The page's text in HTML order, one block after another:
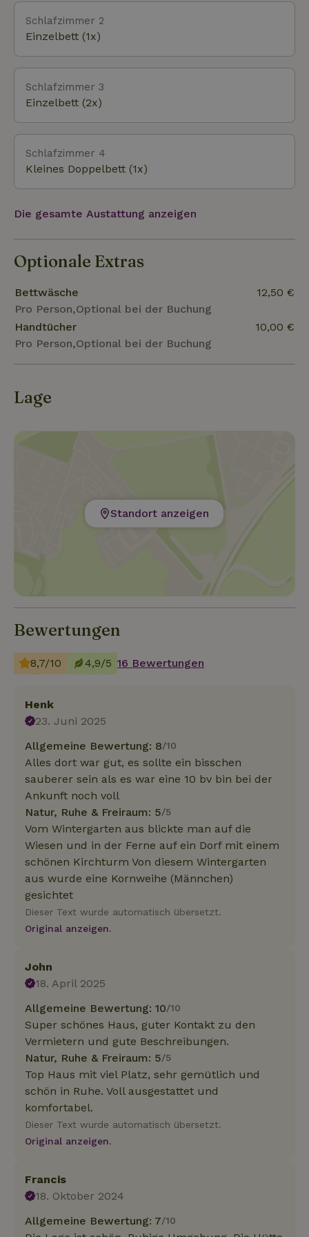
Robbenschutzgebiet in Pieterburen, das Tierheim
der einheimischen Tiere in Faunavisie im
Westernieland oder DoeZoo die Insektenwelt in
Leens besuchen. Und natürlich sind Sie in der Nähe
des Wattenmeeres, das zu jeder Jahreszeit etwas
zu bieten hat. Der Nationalpark Lauwersmeer ist 16
Kilometer entfernt. Von Lauwersoog aus können Sie
mit dem Schiff nach Schiermonnikoog fahren.
Schlafzimmer 2
Einzelbett (1x)
Schlafzimmer 3
Einzelbett (2x)
Schlafzimmer 4
Kleines Doppelbett (1x)
Die gesamte Austattung anzeigen
Optionale Extras
Bettwäsche
Pro Person,Optional bei der Buchung
12,50 €
Handtücher
Pro Person,Optional bei der Buchung
10,00 €
Lage
Standort anzeigen
Bewertungen
8,7/10 4,9/5 16 Bewertungen
Henk
23. Juni 2025
Allgemeine Bewertung: 8/10
Alles dort war gut, es sollte ein bisschen
sauberer sein als es war eine 10 bv bin bei der
Ankunft noch voll
Natur, Ruhe & Freiraum: 5/5
Vom Wintergarten aus blickte man auf die
Wiesen und in der Ferne auf ein Dorf mit einem
schönen Kirchturm Von diesem Wintergarten
aus wurde eine Kornweihe (Männchen)
gesichtet
Dieser Text wurde automatisch übersetzt.
Original anzeigen.
John
18. April 2025
Allgemeine Bewertung: 10/10
Super schönes Haus, guter Kontakt zu den
Vermietern und gute Beschreibungen.
Natur, Ruhe & Freiraum: 5/5
Top Haus mit viel Platz, sehr gemütlich und
schön in Ruhe. Voll ausgestattet und
komfortabel.
Dieser Text wurde automatisch übersetzt.
Original anzeigen.
Francis
18. Oktober 2024
Allgemeine Bewertung: 7/10